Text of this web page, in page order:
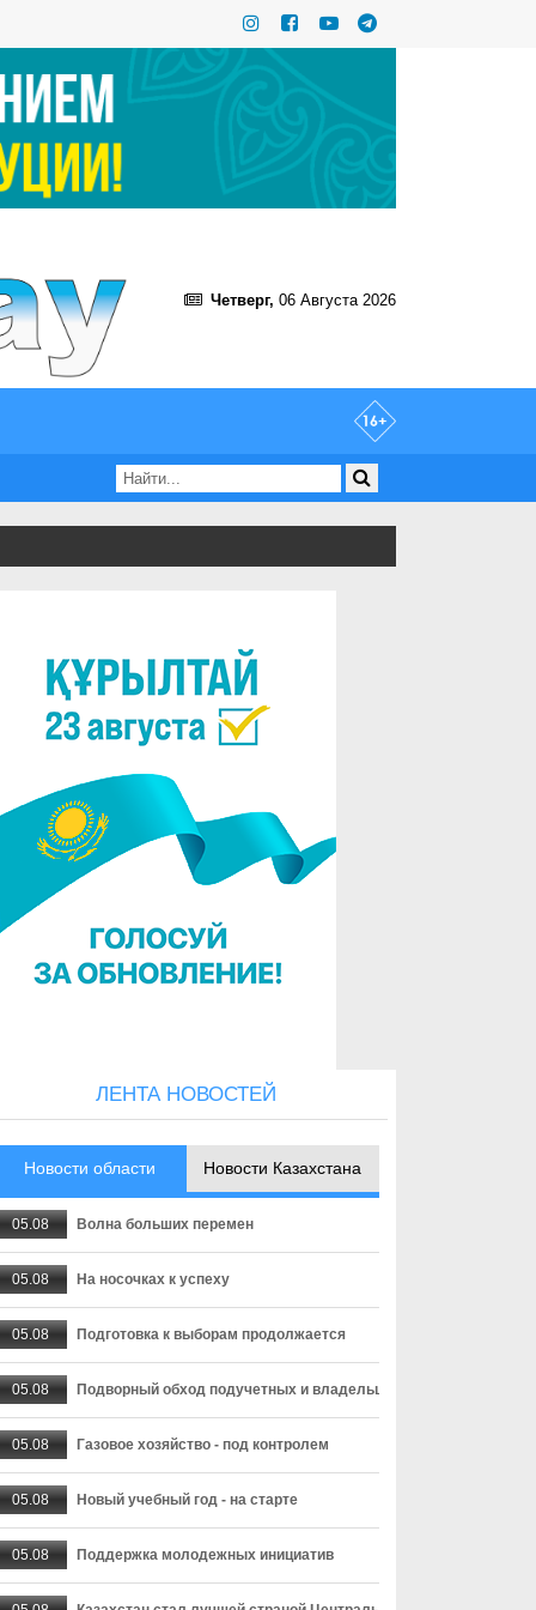
Четверг, 06 Августа 2026
ЛЕНТА НОВОСТЕЙ
Новости области Новости Казахстана
05.08 Волна больших перемен
05.08 На носочках к успеху
05.08 Подготовка к выборам продолжается
05.08 Подворный обход подучетных и владельцев оружия
05.08 Газовое хозяйство - под контролем
05.08 Новый учебный год - на старте
05.08 Поддержка молодежных инициатив